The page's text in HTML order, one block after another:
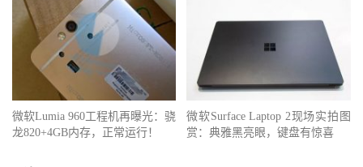
微软Lumia 960工程机再曝光：骁
龙820+4GB内存，正常运行！
微软Surface Laptop 2现场实拍图
赏：典雅黑亮眼，键盘有惊喜